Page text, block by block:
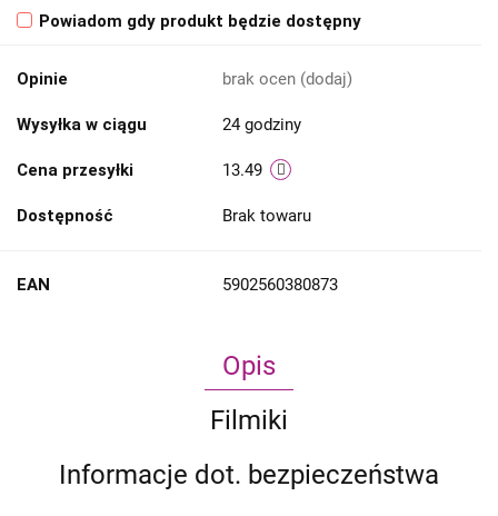
Powiadom gdy produkt będzie dostępny
Opinie brak ocen (dodaj)
Wysyłka w ciągu 24 godziny
Cena przesyłki 13.49
Dostępność Brak towaru
EAN 5902560380873
Opis
Filmiki
Informacje dot. bezpieczeństwa